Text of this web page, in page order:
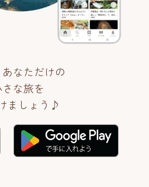
なただけの
な旅を
ましょう♪